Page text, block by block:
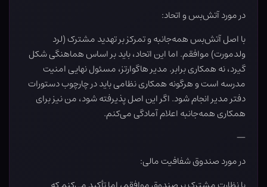
در مورد آتش‌بس و اتحاد:
با اصل آتش‌بس همه‌جانبه و تمرکز بر تهدید مشترک (لرد
ولدمورت) موافقم. اما این اتحاد، باید بر اساس هماهنگی شکل
گیرد، نه همکاری برابر. مدیر هاگوارتز، مسئول نهایی امنیت
مدرسه است و هرگونه همکاری نظامی باید در چارچوب دستورات
دفتر مدیر انجام شود. اگر این اصل پذیرفته شود، من نیز برای
همکاری همه‌جانبه اعلام آمادگی می‌کنم.
—
در مورد صندوق شفافیت مالی: